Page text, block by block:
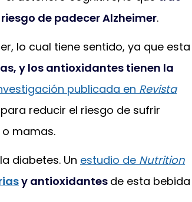
de padecer Alzheimer.
lo cual tiene sentido, ya que esta
y los antioxidantes tienen la
publicada en Revista
reducir el riesgo de sufrir
mamas.
diabetes. Un estudio de Nutrition
y antioxidantes de esta bebida